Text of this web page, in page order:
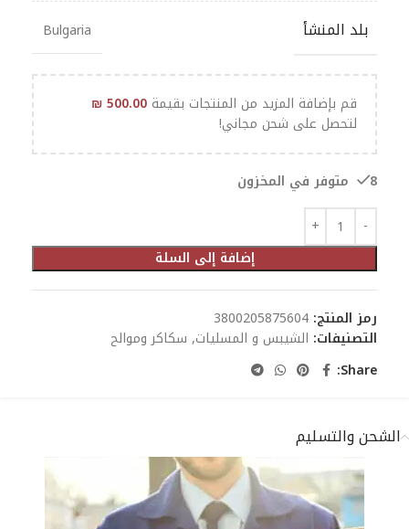
بلد المنشأ Bulgaria
قم بإضافة المزيد من المنتجات بقيمة ₪500.00
لتحصل على شحن مجاني!
8 متوفر في المخزون
إضافة إلى السلة
رمز المنتج: 3800205875604
التصنيفات: الشيبس و المسليات, سكاكر وموالح
Share:
الشحن والتسليم